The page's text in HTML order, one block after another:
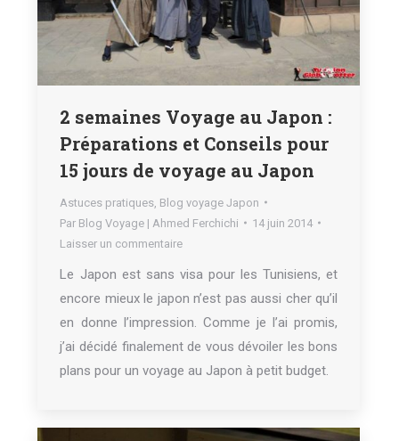
2 semaines Voyage au Japon :
Préparations et Conseils pour
15 jours de voyage au Japon
Astuces pratiques Blog voyage Japon
Par Blog Voyage | Ahmed Ferchichi
14 juin 2014
Laisser un commentaire
Le Japon est sans visa pour les Tunisiens, et
encore mieux le japon n’est pas aussi cher qu’il
en donne l’impression. Comme je l’ai promis,
j’ai décidé finalement de vous dévoiler les bons
plans pour un voyage au Japon à petit budget.